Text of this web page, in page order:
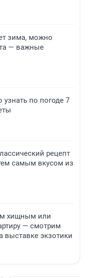
зима, можно
— важные
по погоде 7
рецепт
самым вкусом из
хищным или
— смотрим
выставке экзотики